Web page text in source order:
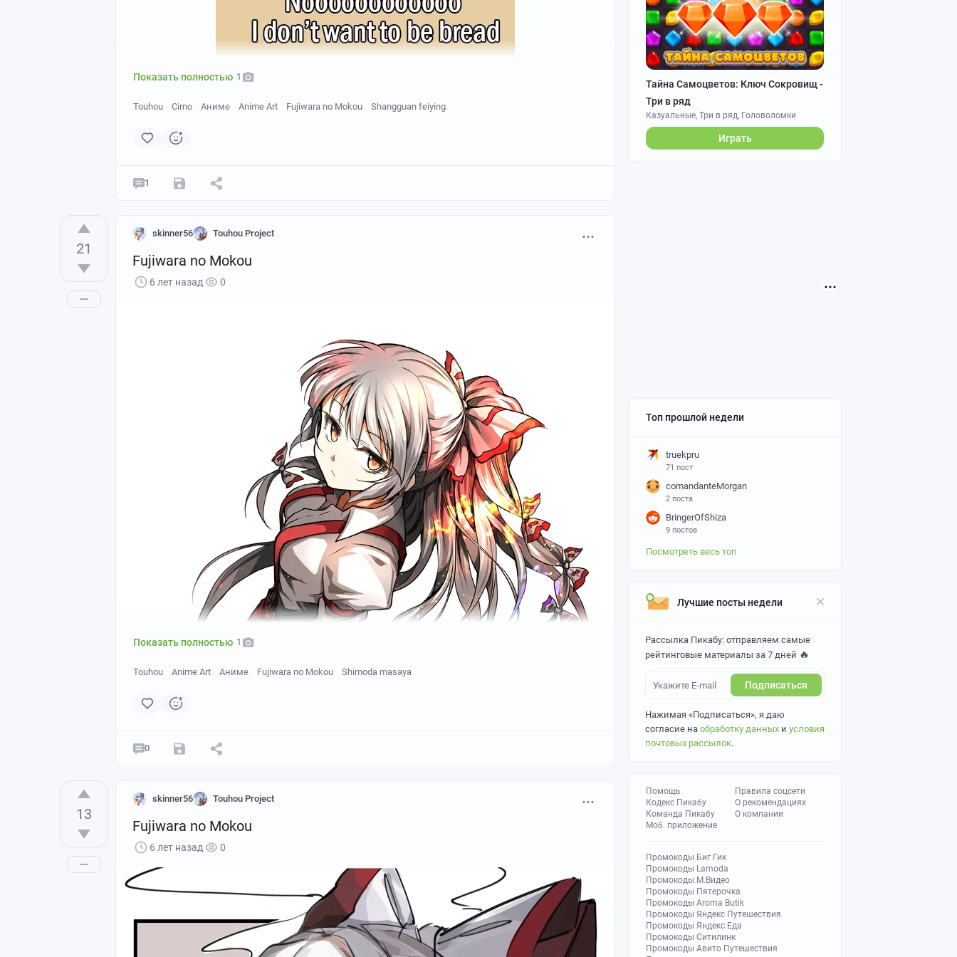
Тайна Самоцветов: Ключ Сокровищ -
Три в ряд
Казуальные, Три в ряд, Головоломки
Играть
Топ прошлой недели
truekpru
71 пост
comandanteMorgan
2 поста
BringerOfShiza
9 постов
Посмотреть весь топ
Лучшие посты недели
Рассылка Пикабу: отправляем самые
рейтинговые материалы за 7 дней 🔥
Подписаться
Нажимая «Подписаться», я даю
согласие на обработку данных и условия
почтовых рассылок.
Помощь
Кодекс Пикабу
Команда Пикабу
Моб. приложение
Правила соцсети
О рекомендациях
О компании
Промокоды Биг Гик
Промокоды Lamoda
Промокоды М.Видео
Промокоды Пятерочка
Промокоды Aroma Butik
Промокоды Яндекс Путешествия
Промокоды Яндекс Еда
Промокоды Ситилинк
Промокоды Авито Путешествия
Показать полностью 1
Touhou Cirno Аниме Anime Art Fujiwara no Mokou Shangguan feiying
1
21
skinner56 Touhou Project
Fujiwara no Mokou
6 лет назад 0
Показать полностью 1
Touhou Anime Art Аниме Fujiwara no Mokou Shimoda masaya
0
13
skinner56 Touhou Project
Fujiwara no Mokou
6 лет назад 0